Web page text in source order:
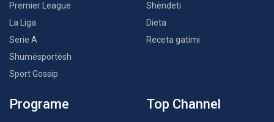
Premier League
La Liga
Serie A
Shumësportësh
Sport Gossip
Shëndeti
Dieta
Receta gatimi
Programe Top Channel